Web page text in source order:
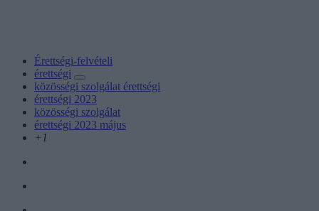
Érettségi-felvételi
érettségi
közösségi szolgálat érettségi
érettségi 2023
közösségi szolgálat
érettségi 2023 május
+1